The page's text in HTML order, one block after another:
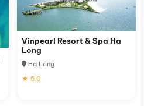
Vinpearl Resort & Spa Ha
Long
Hạ Long
★ 5.0